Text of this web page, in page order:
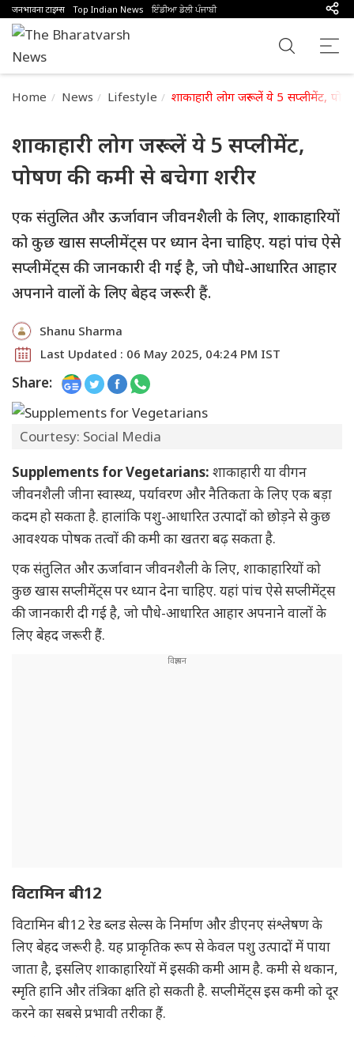
जनभावना टाइम्स Top Indian News ਇੰਡੀਆ ਡੇਲੀ ਪੰਜਾਬੀ
Home News Lifestyle शाकाहारी लोग जरूर लें ये 5 सप्लीमेंट,
शाकाहारी लोग जरूर लें ये 5 सप्लीमेंट,
पोषण की कमी से बचेगा शरीर
एक संतुलित और ऊर्जावान जीवनशैली के लिए, शाकाहारियों
को कुछ खास सप्लीमेंट्स पर ध्यान देना चाहिए. यहां पांच ऐसे
सप्लीमेंट्स की जानकारी दी गई है, जो पौधे-आधारित आहार
अपनाने वालों के लिए बेहद जरूरी हैं.
Shanu Sharma
Last Updated : 06 May 2025, 04:24 PM IST
Share:
Courtesy: Social Media
Supplements for Vegetarians: शाकाहारी या वीगन
जीवनशैली जीना स्वास्थ्य, पर्यावरण और नैतिकता के लिए एक बड़ा
कदम हो सकता है. हालांकि पशु-आधारित उत्पादों को छोड़ने से कुछ
आवश्यक पोषक तत्वों की कमी का खतरा बढ़ सकता है.
एक संतुलित और ऊर्जावान जीवनशैली के लिए, शाकाहारियों को
कुछ खास सप्लीमेंट्स पर ध्यान देना चाहिए. यहां पांच ऐसे सप्लीमेंट्स
की जानकारी दी गई है, जो पौधे-आधारित आहार अपनाने वालों के
लिए बेहद जरूरी हैं.
विटामिन बी12
विटामिन बी12 रेड ब्लड सेल्स के निर्माण और डीएनए संश्लेषण के
लिए बेहद जरूरी है. यह प्राकृतिक रूप से केवल पशु उत्पादों में पाया
जाता है, इसलिए शाकाहारियों में इसकी कमी आम है. कमी से थकान,
स्मृति हानि और तंत्रिका क्षति हो सकती है. सप्लीमेंट्स इस कमी को दूर
करने का सबसे प्रभावी तरीका हैं.